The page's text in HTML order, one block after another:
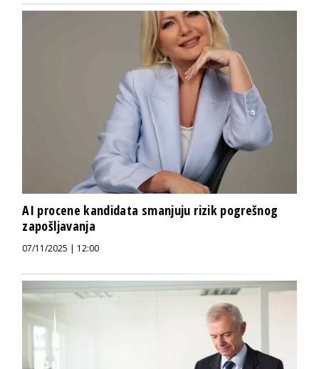
AI procene kandidata smanjuju rizik pogrešnog
zapošljavanja
07/11/2025 | 12:00